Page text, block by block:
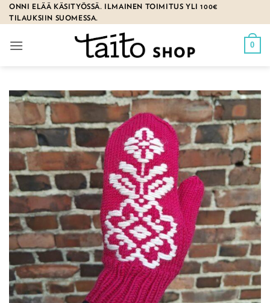
Skip
to
ONNI ELÄÄ KÄSITYÖSSÄ. ILMAINEN TOIMITUS YLI 100€
TILAUKSIIN SUOMESSA.
0